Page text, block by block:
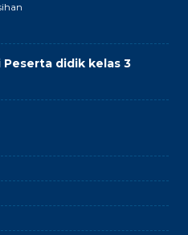
Peserta didik kelas 3